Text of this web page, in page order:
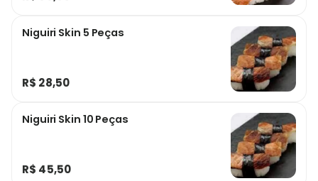
Niguiri Skin 5 Peças
R$ 28,50
Niguiri Skin 10 Peças
R$ 45,50